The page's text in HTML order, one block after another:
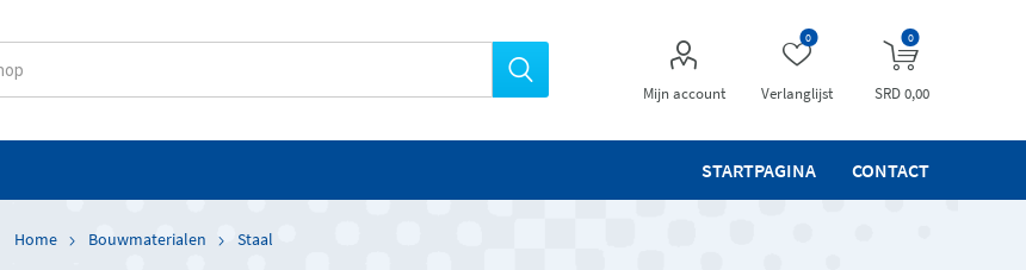
Mijn account Verlanglijst
0 0
SRD 0,00
STARTPAGINA CONTACT
Home Bouwmaterialen Staal